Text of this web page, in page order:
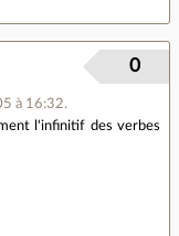
à 16:32.
0
l'infinitif des verbes